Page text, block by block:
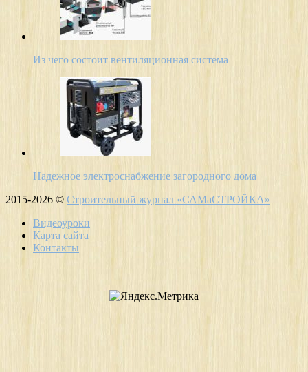
Из чего состоит вентиляционная система
Надежное электроснабжение загородного дома
2015-2026 © Строительный журнал «САМаСТРОЙКА»
Видеоуроки
Карта сайта
Контакты